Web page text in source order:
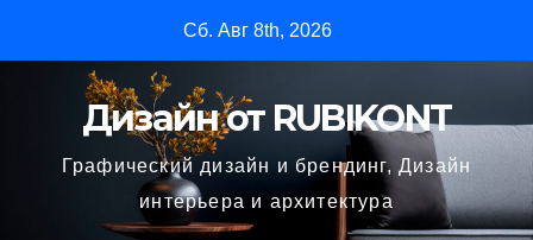
содержимому
Сб. Авг 8th, 2026
Дизайн от RUBIKONT
Графический дизайн и брендинг, Дизайн
интерьера и архитектура